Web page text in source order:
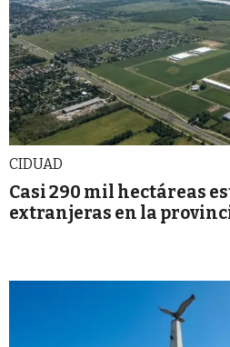
CIDUAD
Casi 290 mil hectáreas
extranjeras en la